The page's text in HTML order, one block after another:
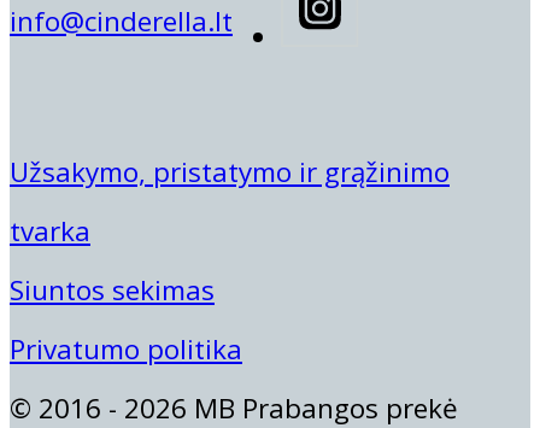
info@cinderella.lt
© 2016 - 2026 MB Prabangos prekė
Privatumo politika
Užsakymo, pristatymo ir grąžinimo
tvarka
Siuntos sekimas